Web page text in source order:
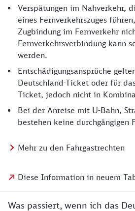
Verspätungen im Nahverkehr,
eines Fernverkehrszuges
Zugbindung im Fernverkehr
Fernverkehrsverbindung kann
werden.
Entschädigungsansprüche
Deutschland-Ticket oder für
Ticket, jedoch nicht in
Bei der Anreise mit U-Bahn,
bestehen keine durchgängigen
Mehr zu den Fahrgastrechten
Diese Information in neuem
Was passiert, wenn ich das